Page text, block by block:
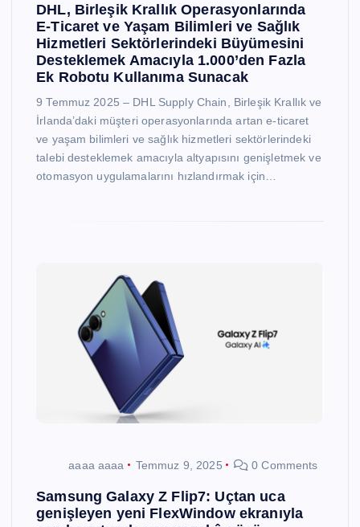
DHL, Birleşik Krallık Operasyonlarında
E-Ticaret ve Yaşam Bilimleri ve Sağlık
Hizmetleri Sektörlerindeki Büyümesini
Desteklemek Amacıyla 1.000’den Fazla
Ek Robotu Kullanıma Sunacak
9 Temmuz 2025 – DHL Supply Chain, Birleşik Krallık ve
İrlanda’daki müşteri operasyonlarında artan e-ticaret
ve yaşam bilimleri ve sağlık hizmetleri sektörlerindeki
talebi desteklemek amacıyla altyapısını genişletmek ve
otomasyon uygulamalarını hızlandırmak için…
aaaa aaaa Temmuz 9, 2025 0 Comments
Samsung Galaxy Z Flip7: Uçtan uca
genişleyen yeni FlexWindow ekranıyla